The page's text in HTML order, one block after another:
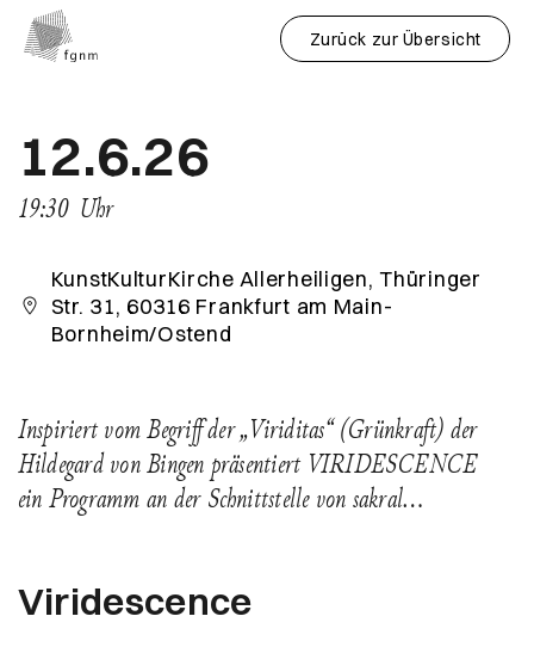
Zurück zur Übersicht
12.6.26
19:30 Uhr
KunstKulturKirche Allerheiligen, Thüringer
Str. 31, 60316 Frankfurt am Main-
Bornheim/Ostend
Inspiriert vom Begriff der „Viriditas“ (Grünkraft) der
Hildegard von Bingen präsentiert VIRIDESCENCE
ein Programm an der Schnittstelle von sakral…
Viridescence